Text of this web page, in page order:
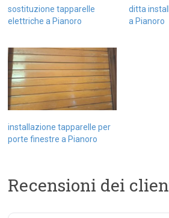
sostituzione tapparelle
elettriche a Pianoro
ditta
a Pianoro
installazione tapparelle per
porte finestre a Pianoro
Recensioni dei